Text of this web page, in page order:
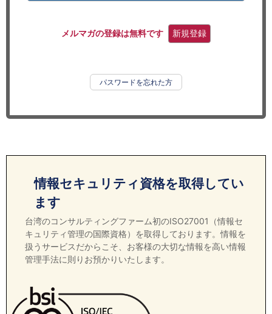
メルマガの登録は無料です 新規登録
パスワードを忘れた方
情報セキュリティ資格を取得してい
ます
台湾のコンサルティングファーム初のISO27001（情報セ
キュリティ管理の国際資格）を取得しております。情報を
扱うサービスだからこそ、お客様の大切な情報を高い情報
管理手法に則りお預かりいたします。